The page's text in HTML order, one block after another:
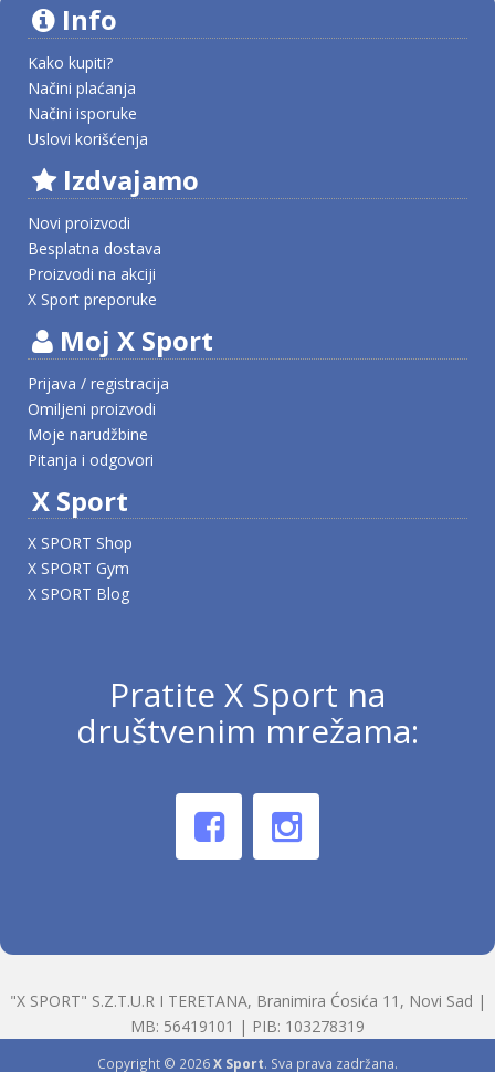
Info
Kako kupiti?
Načini plaćanja
Načini isporuke
Uslovi korišćenja
Izdvajamo
Novi proizvodi
Besplatna dostava
Proizvodi na akciji
X Sport preporuke
Moj X Sport
Prijava / registracija
Omiljeni proizvodi
Moje narudžbine
Pitanja i odgovori
X Sport
X SPORT Shop
X SPORT Gym
X SPORT Blog
Pratite X Sport na
društvenim mrežama:
"X SPORT" S.Z.T.U.R I TERETANA, Branimira Ćosića 11, Novi Sad |
MB: 56419101 | PIB: 103278319
Copyright © 2026X Sport. Sva prava zadržana.